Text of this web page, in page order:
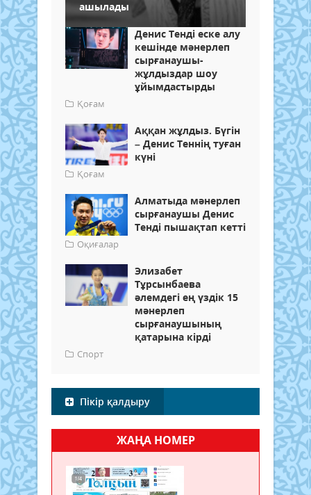
ашылады
Денис Тенді еске алу
кешінде мәнерлеп
сырғанаушы-
жұлдыздар шоу
ұйымдастырды
Қоғам
Аққан жұлдыз. Бүгін
– Денис Теннің туған
күні
Қоғам
Алматыда мәнерлеп
сырғанаушы Денис
Тенді пышақтап кетті
Оқиғалар
Элизабет
Тұрсынбаева
әлемдегі ең үздік 15
мәнерлеп
сырғанаушының
қатарына кірді
Спорт
Пікір қалдыру
ЖАҢА НОМЕР